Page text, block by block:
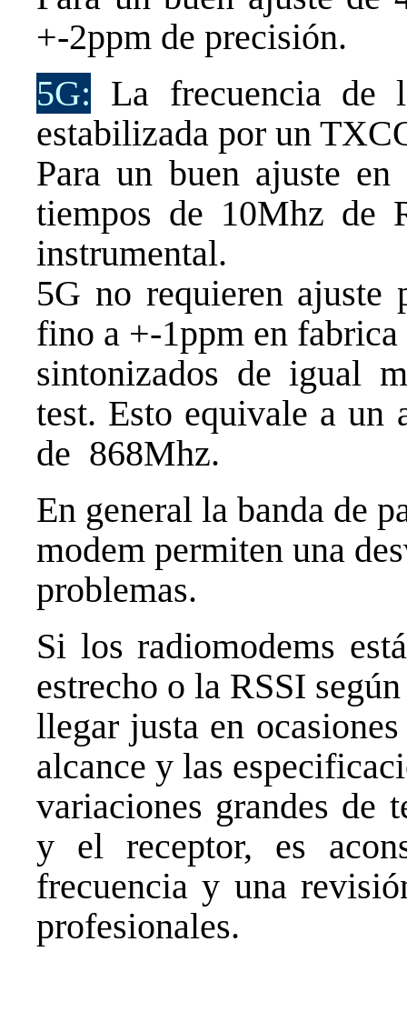
+-2ppm de precisión.
5G: La frecuencia de
estabilizada por un
Para un buen ajuste
tiempos de 10Mhz de
instrumental.
5G no requieren ajuste
fino a +-1ppm en fabrica
sintonizados de igual
test. Esto equivale a un
de 868Mhz.
En general la banda de
modem permiten una
problemas.
Si los radiomodems
estrecho o la RSSI
llegar justa en
alcance y las
variaciones grandes de
y el receptor, es
frecuencia y una
profesionales.